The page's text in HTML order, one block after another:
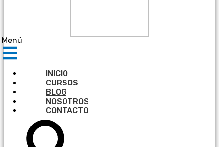
Menú
INICIO
CURSOS
BLOG
NOSOTROS
CONTACTO